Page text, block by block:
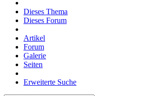
Dieses Thema
Dieses Forum
Artikel
Forum
Galerie
Seiten
Erweiterte Suche